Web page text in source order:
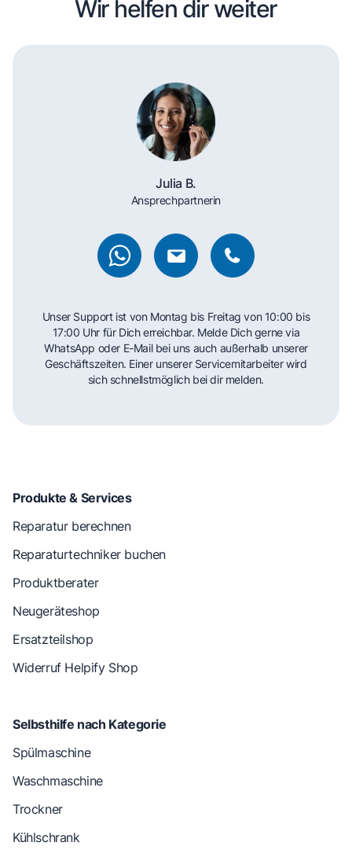
Wir helfen dir weiter
Julia B.
Ansprechpartnerin
Unser Support ist von Montag bis Freitag von 10:00 bis
17:00 Uhr für Dich erreichbar. Melde Dich gerne via
WhatsApp oder E-Mail bei uns auch außerhalb unserer
Geschäftszeiten. Einer unserer Servicemitarbeiter wird
sich schnellstmöglich bei dir melden.
Produkte & Services
Reparatur berechnen
Reparaturtechniker buchen
Produktberater
Neugeräteshop
Ersatzteilshop
Widerruf Helpify Shop
Selbsthilfe nach Kategorie
Spülmaschine
Waschmaschine
Trockner
Kühlschrank